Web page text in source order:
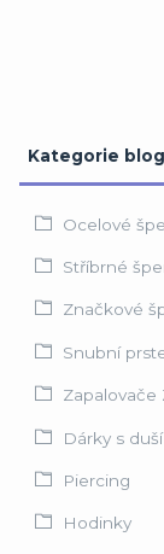
Kategorie
Ocelové
Stříbrné
Značkové
Snubní
Zapalovače
Dárky s
Piercing
Hodinky